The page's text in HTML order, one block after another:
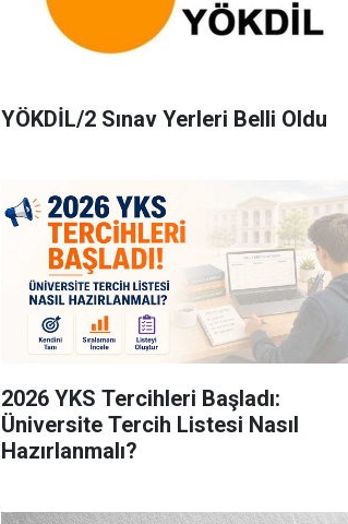
YÖKDİL/2 Sınav Yerleri Belli Oldu
2026 YKS Tercihleri Başladı:
Üniversite Tercih Listesi Nasıl
Hazırlanmalı?